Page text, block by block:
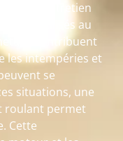
l’entretien
utilisés au
contribuent
les intempéries et
se
situations, une
roulant permet
Cette